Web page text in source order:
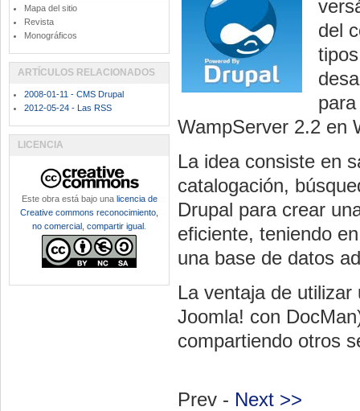
del
WampServer 2.2 en
La idea consiste en
catalogación,
Drupal para crear
eficiente, teniendo
una base de datos
La ventaja de
Joomla! con
compartiendo otros
Prev - Next >>
Mapa del sitio
Revista
Monográficos
ARTÍCULOS RELACIONADOS
2008-01-11 - CMS Drupal
2012-05-24 - Las RSS
LICENCIA
Este obra está bajo una licencia de
Creative commons reconocimiento,
no comercial, compartir igual